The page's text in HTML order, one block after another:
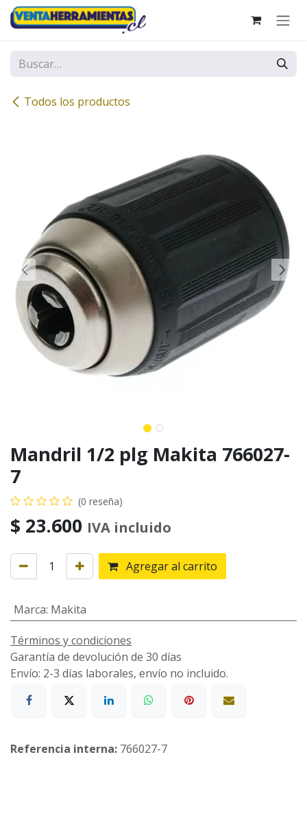
Ir al contenido
Todos los productos
Mandril 1/2 plg Makita 766027-
7
(0 reseña)
$ 23.600 IVA incluido
Agregar al carrito
Marca: Makita
Términos y condiciones
Garantía de devolución de 30 días
Envío: 2-3 días laborales, envío no incluido.
Referencia interna: 766027-7